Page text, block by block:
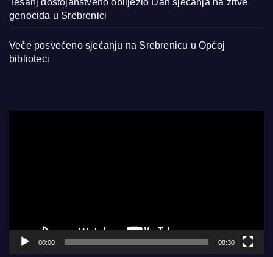
Tešanj dostojanstveno obilježio Dan sjećanja na žrtve
genocida u Srebrenici
Veče posvećeno sjećanju na Srebrenicu u Općoj
biblioteci
00:00 08:30